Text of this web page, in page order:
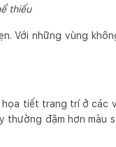
thiếu
Với những vùng
họa tiết trang trí ở các
đậm hơn màu